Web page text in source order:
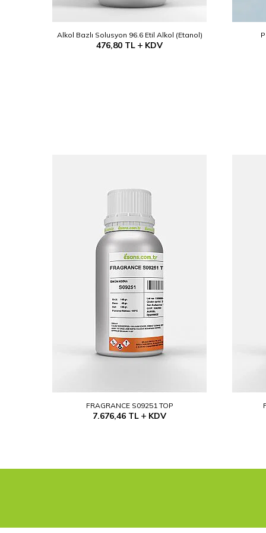
Alkol Bazlı Solusyon 96.6 Etil Alkol (Etanol)
476,80 TL KDV
FRAGRANCE S09251 TOP
7.676,46 TL KDV